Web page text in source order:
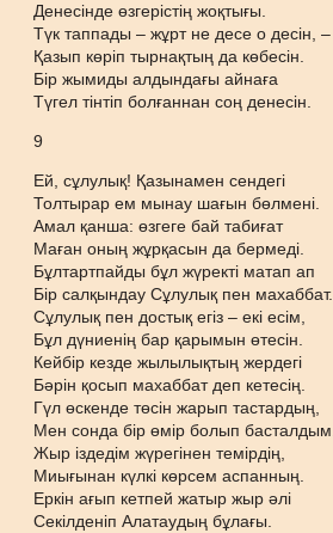
Денесінде өзгерістің жоқтығы.
Түк таппады – жұрт не десе о десін, –
Қазып көріп тырнақтың да көбесін.
Бір жымиды алдындағы айнаға
Түгел тінтіп болғаннан соң денесін.
9
Ей, сұлулық! Қазынамен сендегі
Толтырар ем мынау шағын бөлмені.
Амал қанша: өзгеге бай табиғат
Маған оның жұрқасын да бермеді.
Бұлтартпайды бұл жүректі матап ап
Бір салқындау Сұлулық пен махаббат.
Сұлулық пен достық егіз – екі есім,
Бұл дүниенің бар қарымын өтесін.
Кейбір кезде жылылықтың жердегі
Бәрін қосып махаббат деп кетесің.
Гүл өскенде төсін жарып тастардың,
Мен сонда бір өмір болып басталдым.
Жыр іздедім жүрегінен темірдің,
Миығынан күлкі көрсем аспанның.
Еркін ағып кетпей жатыр жыр әлі
Секілденіп Алатаудың бұлағы.